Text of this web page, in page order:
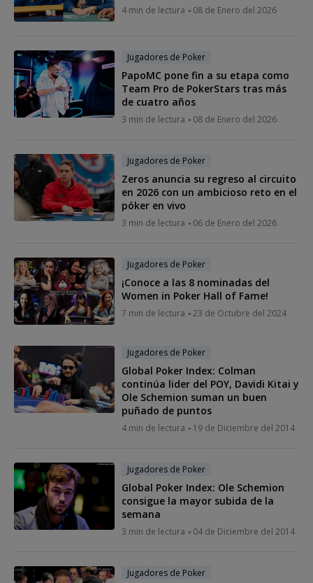
4 min de lectura 08 de Enero del 2026
Jugadores de Poker
PapoMC pone fin a su etapa como
Team Pro de PokerStars tras más
de cuatro años
3 min de lectura 08 de Enero del 2026
Jugadores de Poker
Zeros anuncia su regreso al circuito
en 2026 con un ambicioso reto en el
póker en vivo
3 min de lectura 06 de Enero del 2026
Jugadores de Poker
¡Conoce a las 8 nominadas del
Women in Poker Hall of Fame!
7 min de lectura 23 de Octubre del 2024
Jugadores de Poker
Global Poker Index: Colman
continúa lider del POY, Davidi Kitai y
Ole Schemion suman un buen
puñado de puntos
4 min de lectura 19 de Diciembre del 2014
Jugadores de Poker
Global Poker Index: Ole Schemion
consigue la mayor subida de la
semana
3 min de lectura 04 de Diciembre del 2014
Jugadores de Poker